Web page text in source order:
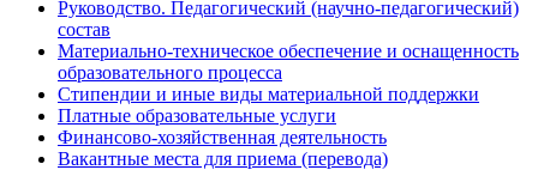
Руководство. Педагогический (научно-педагогический)
состав
Материально-техническое обеспечение и оснащенность
образовательного процесса
Стипендии и иные виды материальной поддержки
Платные образовательные услуги
Финансово-хозяйственная деятельность
Вакантные места для приема (перевода)